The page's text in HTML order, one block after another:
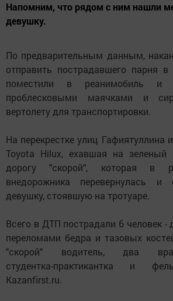
Напомним, что рядом с ним нашли
девушку.
По предварительным данным,
отправить пострадавшего парня
поместили в реанимобиль и
проблесковыми маячками и
вертолету для транспортировки.
На перекрестке улиц Гафиятуллина
Toyota Hilux, ехавшая на зеленый
дорогу "скорой", которая в
внедорожника перевернулась и
девушку, стоявшую на тротуаре.
Всего в ДТП пострадали 6 человек -
переломами бедра и тазовых
"скорой" водитель, два
студентка-практикантка и
Kazanfirst.ru.